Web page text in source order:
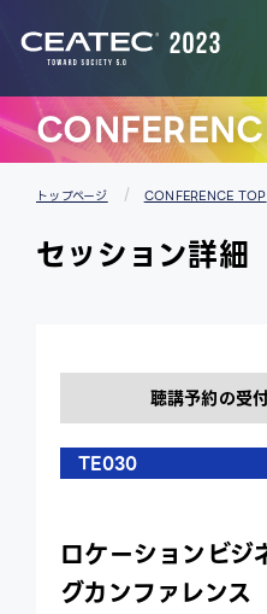
トップページ CONFERENCE TOP
セッション詳細
聴講予約の受
TE030
ロケーションビジ
グカンファレンス